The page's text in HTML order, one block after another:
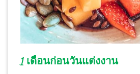
1 เดือนก่อนวันแต่งงาน